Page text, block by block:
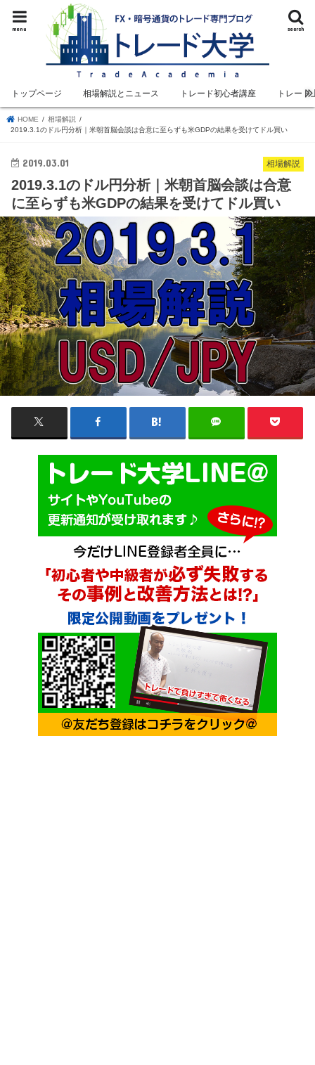
search
menu
トップページ 相場解説とニュース トレード初心者講座 トレード
HOME
相場解説
2019.3.1のドル円分析｜米朝首脳会談は合意に至らずも米GDPの結果を受けてドル買い
相場解説
2019.03.01
2019.3.1のドル円分析｜米朝首脳会談は合意
に至らずも米GDPの結果を受けてドル買い